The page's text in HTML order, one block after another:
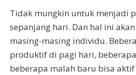
Tidak mungkin untuk menjadi
sepanjang hari. Dan hal ini
masing-masing individu.
produktif di pagi hari,
beberapa malah baru bisa